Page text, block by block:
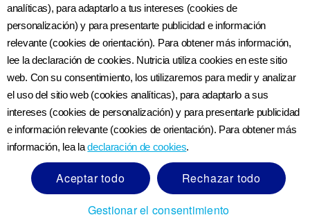
Aunque es posible que no te entiendan, hablar, leer y
cantarle a tu bebé lo ayudará a procesar los sonidos
que eventualmente aprenderá a copiar. De manera
similar, juegos como el juego de la mirada mutua
pueden ayudar a mejorar su capacidad para rastrear
objetos con los ojos 2 . Para jugar, simplemente capta la
atención de tu hijo, luego inclina la cabeza y espera a
gira la cabeza para mantenerte a la vista.
analíticas), para adaptarlo a tus intereses (cookies de
personalización) y para presentarte publicidad e información
relevante (cookies de orientación). Para obtener más información,
lee la declaración de cookies. Nutricia utiliza cookies en este sitio
web. Con su consentimiento, los utilizaremos para medir y analizar
el uso del sitio web (cookies analíticas), para adaptarlo a sus
intereses (cookies de personalización) y para presentarle publicidad
e información relevante (cookies de orientación). Para obtener más
información, lea ladeclaración de cookies.
Aceptar todo
Rechazar todo
Gestionar el consentimiento